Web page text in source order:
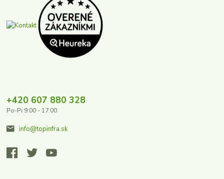
+420 607 880 328
Po-Pi 9:00 - 17:00
info@topinfra.sk